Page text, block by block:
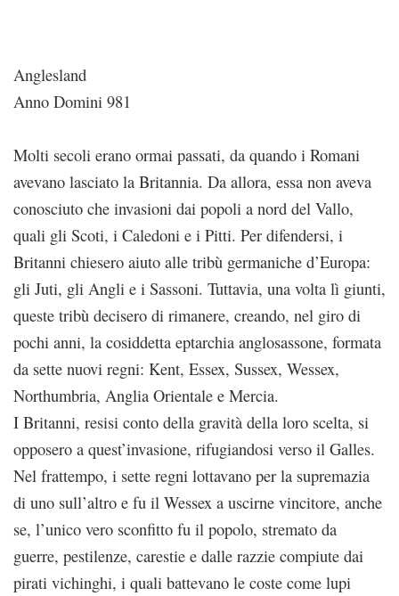
Anglesland
Anno Domini 981
Molti secoli erano ormai passati, da quando i Romani
avevano lasciato la Britannia. Da allora, essa non aveva
conosciuto che invasioni dai popoli a nord del Vallo,
quali gli Scoti, i Caledoni e i Pitti. Per difendersi, i
Britanni chiesero aiuto alle tribù germaniche d’Europa:
gli Juti, gli Angli e i Sassoni. Tuttavia, una volta lì giunti,
queste tribù decisero di rimanere, creando, nel giro di
pochi anni, la cosiddetta eptarchia anglosassone, formata
da sette nuovi regni: Kent, Essex, Sussex, Wessex,
Northumbria, Anglia Orientale e Mercia.
I Britanni, resisi conto della gravità della loro scelta, si
opposero a quest’invasione, rifugiandosi verso il Galles.
Nel frattempo, i sette regni lottavano per la supremazia
di uno sull’altro e fu il Wessex a uscirne vincitore, anche
se, l’unico vero sconfitto fu il popolo, stremato da
guerre, pestilenze, carestie e dalle razzie compiute dai
pirati vichinghi, i quali battevano le coste come lupi